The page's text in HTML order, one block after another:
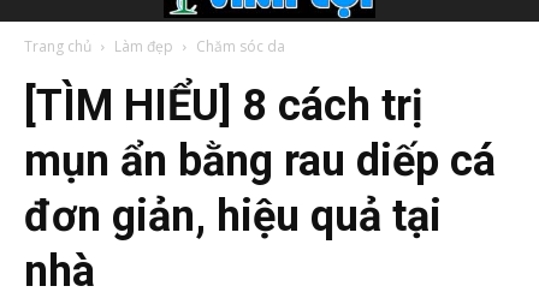
Trang chủ Làm đẹp Chăm sóc da
[TÌM HIỂU] 8 cách trị
mụn ẩn bằng rau diếp cá
đơn giản, hiệu quả tại
nhà